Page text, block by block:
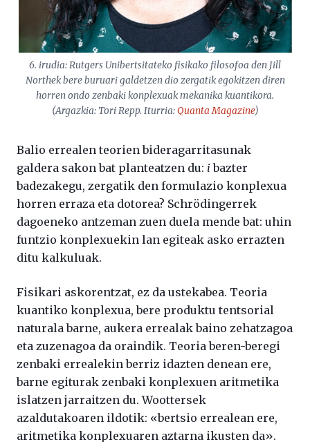
6. irudia: Rutgers Unibertsitateko fisikako filosofoa den Jill
Northek bere buruari galdetzen dio zergatik egokitzen diren
horren ondo zenbaki konplexuak mekanika kuantikora.
(Argazkia: Tori Repp. Iturria:Quanta Magazine)
Balio errealen teorien bideragarritasunak
galdera sakon bat planteatzen du: ibazter
badezakegu, zergatik den formulazio konplexua
horren erraza eta dotorea? Schrödingerrek
dagoeneko antzeman zuen duela mende bat: uhin
funtzio konplexuekin lan egiteak asko errazten
ditu kalkuluak.
Fisikari askorentzat, ez da ustekabea. Teoria
kuantiko konplexua, bere produktu tentsorial
naturala barne, aukera errealak baino zehatzagoa
eta zuzenagoa da oraindik. Teoria beren-beregi
zenbaki errealekin berriz idazten denean ere,
barne egiturak zenbaki konplexuen aritmetika
islatzen jarraitzen du. Woottersek
azaldutakoaren ildotik: «bertsio errealean ere,
aritmetika konplexuaren aztarna ikusten da».